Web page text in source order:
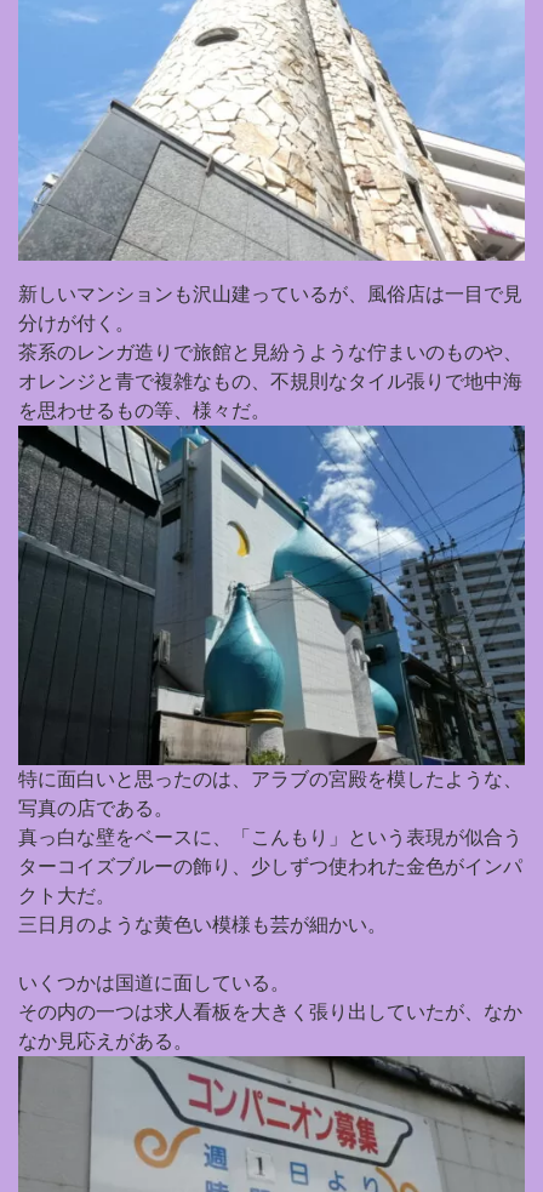
新しいマンションも沢山建っているが、風俗店は一目で見
分けが付く。
茶系のレンガ造りで旅館と見紛うような佇まいのものや、
オレンジと青で複雑なもの、不規則なタイル張りで地中海
を思わせるもの等、様々だ。
特に面白いと思ったのは、アラブの宮殿を模したような、
写真の店である。
真っ白な壁をベースに、「こんもり」という表現が似合う
ターコイズブルーの飾り、少しずつ使われた金色がインパ
クト大だ。
三日月のような黄色い模様も芸が細かい。
いくつかは国道に面している。
その内の一つは求人看板を大きく張り出していたが、なか
なか見応えがある。